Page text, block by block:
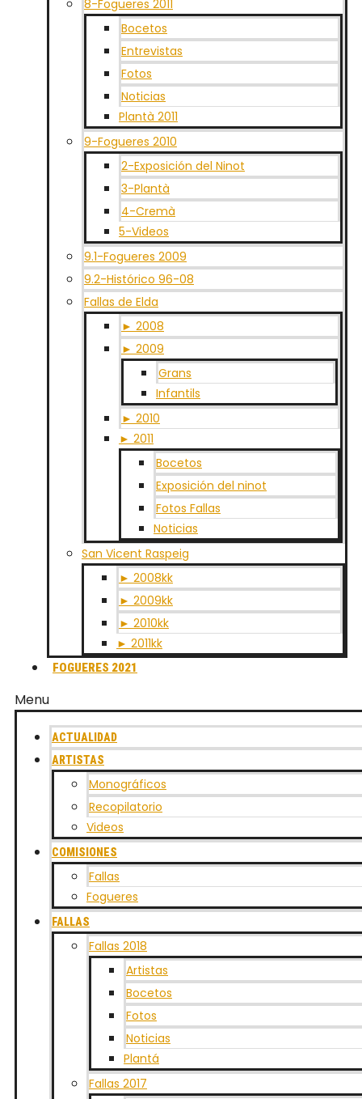
8-Fogueres 2011
Bocetos
Entrevistas
Fotos
Noticias
Plantà 2011
9-Fogueres 2010
2-Exposición del Ninot
3-Plantà
4-Cremà
5-Videos
9.1-Fogueres 2009
9.2-Histórico 96-08
Fallas de Elda
► 2008
► 2009
Grans
Infantils
► 2010
► 2011
Bocetos
Exposición del ninot
Fotos Fallas
Noticias
San Vicent Raspeig
► 2008kk
► 2009kk
► 2010kk
► 2011kk
FOGUERES 2021
Menu
ACTUALIDAD
ARTISTAS
Monográficos
Recopilatorio
Videos
COMISIONES
Fallas
Fogueres
FALLAS
Fallas 2018
Artistas
Bocetos
Fotos
Noticias
Plantá
Fallas 2017